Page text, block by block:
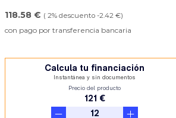
118.58 € ( 2% descuento -2.42 €)
con pago por transferencia bancaria